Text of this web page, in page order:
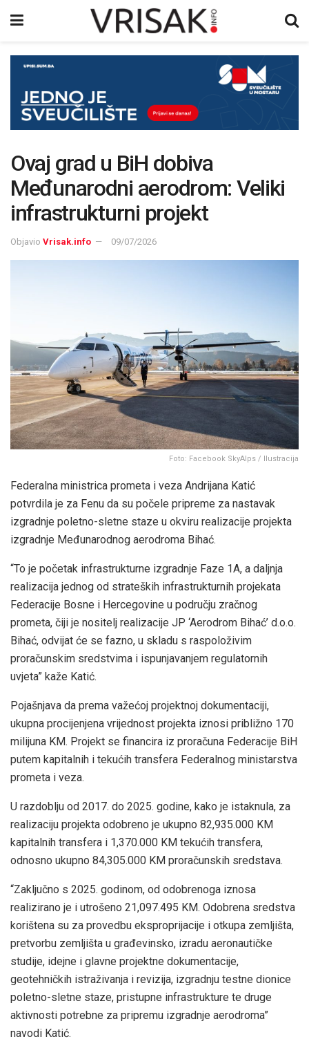
Ovaj grad u BiH dobiva
Međunarodni aerodrom: Veliki
infrastrukturni projekt
Objavio Vrisak.info 09/07/2026
Foto: Facebook SkyAlps / Ilustracija
Federalna ministrica prometa i veza Andrijana Katić
potvrdila je za Fenu da su počele pripreme za nastavak
izgradnje poletno-sletne staze u okviru realizacije projekta
izgradnje Međunarodnog aerodroma Bihać.
“To je početak infrastrukturne izgradnje Faze 1A, a daljnja
realizacija jednog od strateških infrastrukturnih projekata
Federacije Bosne i Hercegovine u području zračnog
prometa, čiji je nositelj realizacije JP ‘Aerodrom Bihać’ d.o.o.
Bihać, odvijat će se fazno, u skladu s raspoloživim
proračunskim sredstvima i ispunjavanjem regulatornih
uvjeta” kaže Katić.
Pojašnjava da prema važećoj projektnoj dokumentaciji,
ukupna procijenjena vrijednost projekta iznosi približno 170
milijuna KM. Projekt se financira iz proračuna Federacije BiH
putem kapitalnih i tekućih transfera Federalnog ministarstva
prometa i veza.
U razdoblju od 2017. do 2025. godine, kako je istaknula, za
realizaciju projekta odobreno je ukupno 82,935.000 KM
kapitalnih transfera i 1,370.000 KM tekućih transfera,
odnosno ukupno 84,305.000 KM proračunskih sredstava.
“Zaključno s 2025. godinom, od odobrenoga iznosa
realizirano je i utrošeno 21,097.495 KM. Odobrena sredstva
korištena su za provedbu eksproprijacije i otkupa zemljišta,
pretvorbu zemljišta u građevinsko, izradu aeronautičke
studije, idejne i glavne projektne dokumentacije,
geotehničkih istraživanja i revizija, izgradnju testne dionice
poletno-sletne staze, pristupne infrastrukture te druge
aktivnosti potrebne za pripremu izgradnje aerodroma”
navodi Katić.